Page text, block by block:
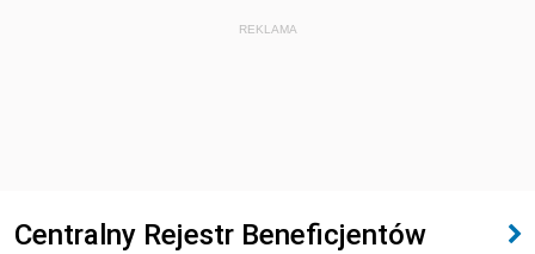
REKLAMA
Centralny Rejestr Beneficjentów